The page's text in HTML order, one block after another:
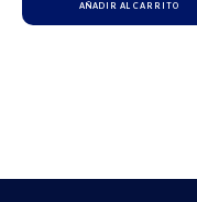
AÑADIR AL CARRITO